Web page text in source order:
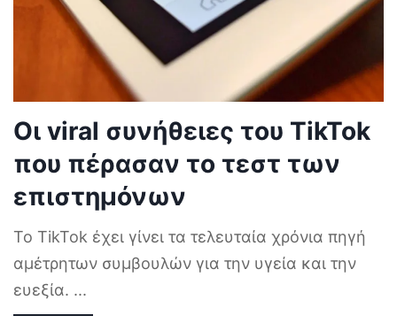
Οι viral συνήθειες του TikTok
που πέρασαν το τεστ των